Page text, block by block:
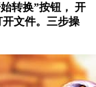
转换”按钮， 开
文件。三步操